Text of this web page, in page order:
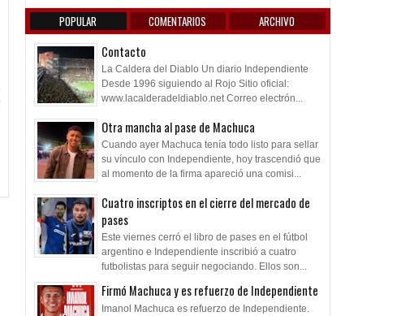
POPULAR COMENTARIOS ARCHIVO
Contacto
La Caldera del Diablo Un diario Independiente
Desde 1996 siguiendo al Rojo Sitio oficial:
www.lacalderadeldiablo.net Correo electrón...
Otra mancha al pase de Machuca
Cuando ayer Machuca tenía todo listo para sellar
su vínculo con Independiente, hoy trascendió que
al momento de la firma apareció una comisi...
Cuatro inscriptos en el cierre del mercado de
pases
Este viernes cerró el libro de pases en el fútbol
argentino e Independiente inscribió a cuatro
futbolistas para seguir negociando. Ellos son...
Firmó Machuca y es refuerzo de Independiente
Imanol Machuca es refuerzo de Independiente.